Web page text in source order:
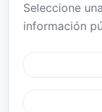
Seleccione
información